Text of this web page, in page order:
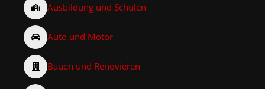
Ausbildung und Schulen
Auto und Motor
Bauen und Renovieren